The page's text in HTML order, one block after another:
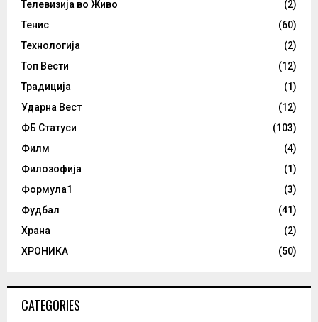
Телевизија во Живо
(2)
Тенис
(60)
Технологија
(2)
Топ Вести
(12)
Традиција
(1)
Ударна Вест
(12)
ФБ Статуси
(103)
Филм
(4)
Филозофија
(1)
Формула1
(3)
Фудбал
(41)
Храна
(2)
ХРОНИКА
(50)
CATEGORIES